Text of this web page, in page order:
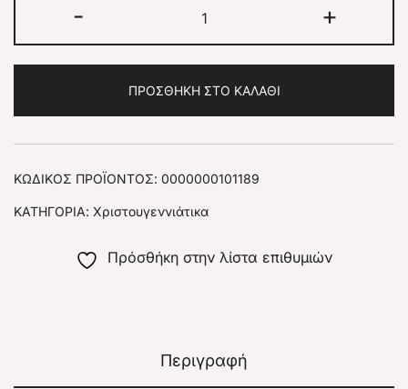
- +
ΠΡΟΣΘΉΚΗ ΣΤΟ ΚΑΛΆΘΙ
ΚΩΔΙΚΌΣ ΠΡΟΪΌΝΤΟΣ: 0000000101189
ΚΑΤΗΓΟΡΊΑ: Χριστουγεννιάτικα
Πρόσθήκη στην λίστα επιθυμιών
Περιγραφή